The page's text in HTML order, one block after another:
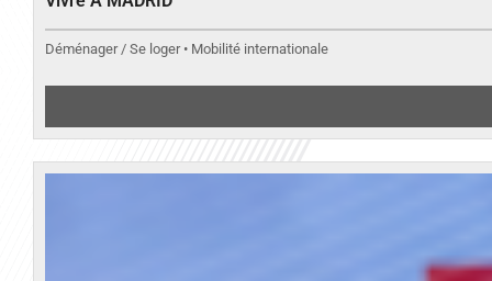
Déménager / Se loger • Mobilité internationale